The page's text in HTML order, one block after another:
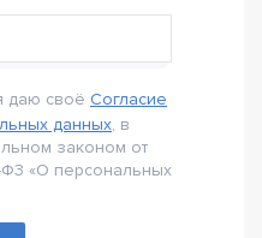
даю своё Согласие
данных, в
законом от
«О персональных